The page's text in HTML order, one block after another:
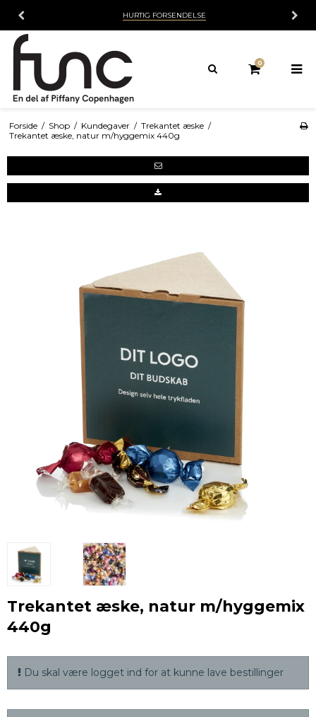
HURTIG FORSENDELSE
0
Forside / Shop / Kundegaver / Trekantet æske /
Trekantet æske, natur m/hyggemix 440g
Trekantet æske, natur m/hyggemix
440g
Du skal være logget ind for at kunne lave bestillinger